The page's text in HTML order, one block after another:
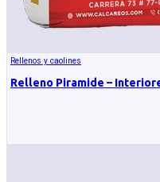
Rellenos y caolines
Relleno Piramide –